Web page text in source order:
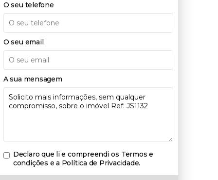
O seu telefone
O seu email
A sua mensagem
Declaro que li e compreendi os Termos e
condições e a Política de Privacidade.